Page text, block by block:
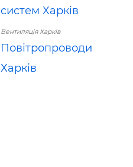
систем Харків
Вентиляція Харків
Повітропроводи
Харків